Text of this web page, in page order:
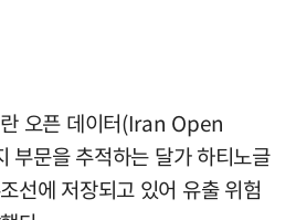
오픈 데이터(Iran Open
부문을 추적하는 달가 하티노글
선에 저장되고 있어 유출 위험